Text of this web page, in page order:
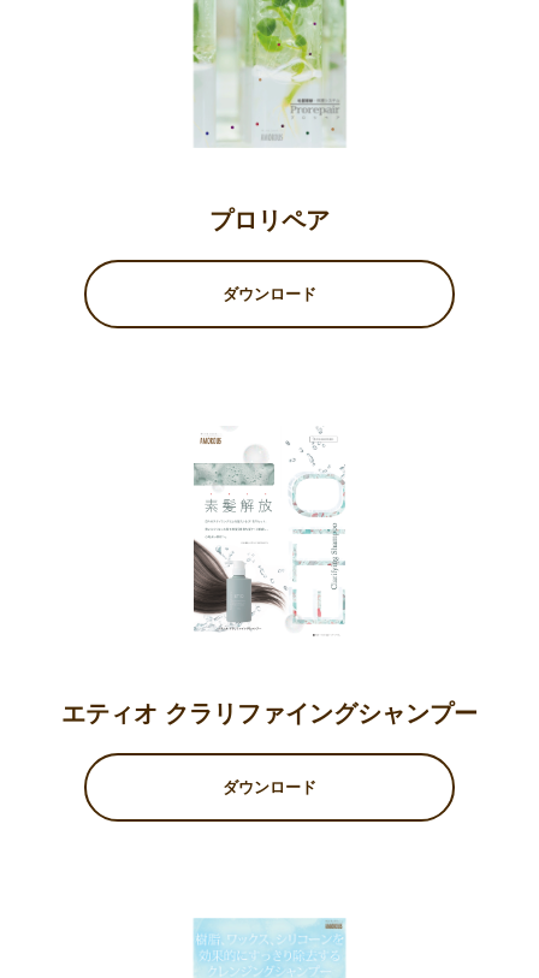
プロリペア
ダウンロード
エティオ クラリファイングシャンプー
ダウンロード